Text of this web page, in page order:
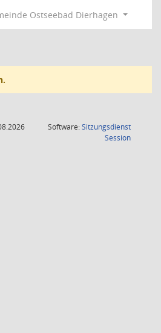
Ostseebad Dierhagen
Software:Sitzungsdienst
Session(Wird in